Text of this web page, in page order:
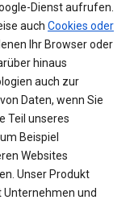
Dienst aufrufen.
auch Cookies oder
Ihr Browser oder
hinaus
auch zur
Daten, wenn Sie
Teil unseres
Beispiel
Websites
Unser Produkt
und